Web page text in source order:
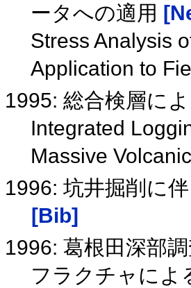
ータへの適用
Stress Analysis
Application to
1995: 総合検層に
Integrated
Massive
1996: 坑井掘削に
[Bib]
1996: 葛根田深部
フラクチャによ